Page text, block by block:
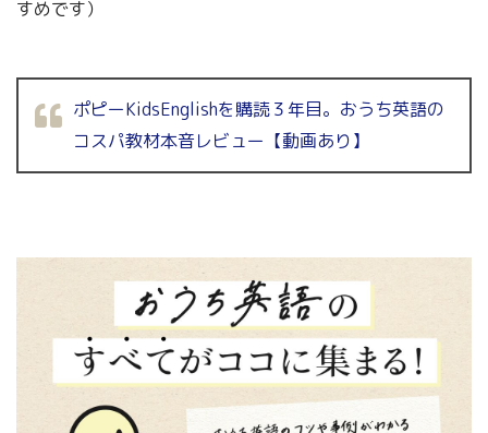
すめです）
ポピーKidsEnglishを購読３年目。おうち英語の
コスパ教材本音レビュー【動画あり】